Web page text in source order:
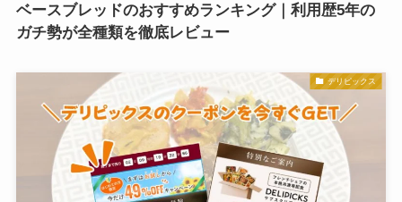
ベースブレッドのおすすめランキング｜利用歴5年の
ガチ勢が全種類を徹底レビュー
デリピックス